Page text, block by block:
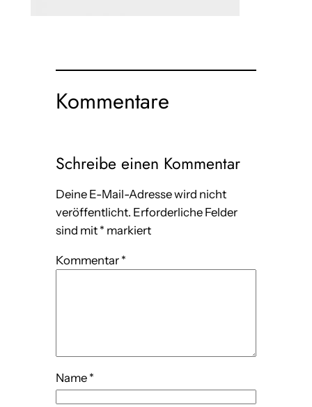
Kommentare
Schreibe einen Kommentar
Deine E-Mail-Adresse wird nicht
veröffentlicht. Erforderliche Felder
sind mit * markiert
Kommentar *
Name *